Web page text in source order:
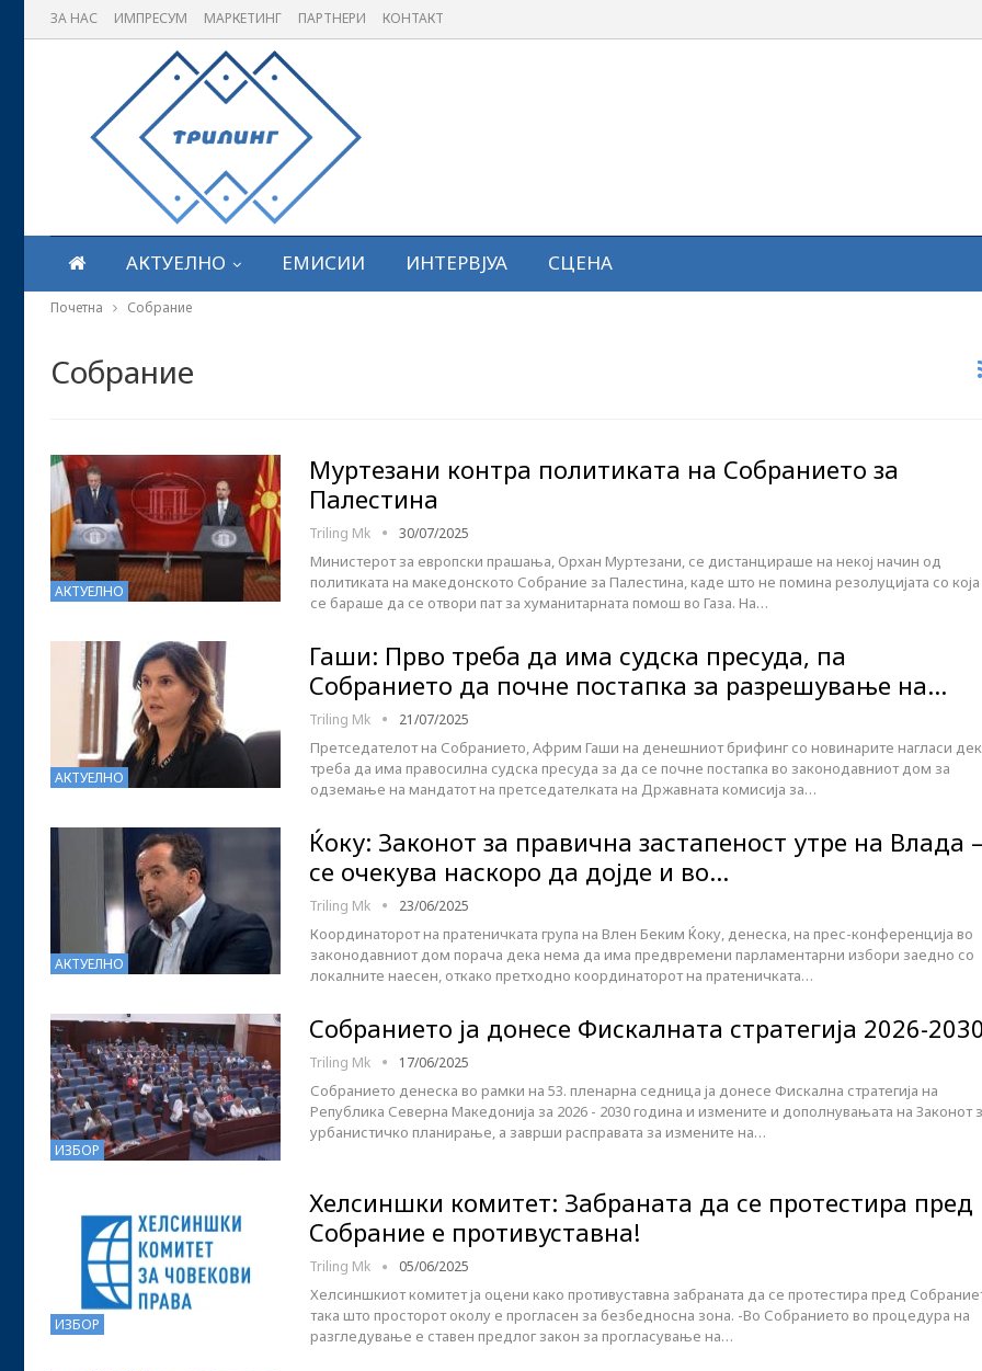
ЗА НАС ИМПРЕСУМ МАРКЕТИНГ ПАРТНЕРИ КОНТАКТ
АКТУЕЛНО ЕМИСИИ ИНТЕРВЈУА СЦЕНА
Почетна Собрание
Собрание
АКТУЕЛНО
Муртезани контра политиката на Собранието за
Палестина
Triling Mk 30/07/2025
Министерот за европски прашања, Орхан Муртезани, се дистанцираше на некој начин од
политиката на македонското Собрание за Палестина, каде што не помина резолуцијата со која
се бараше да се отвори пат за хуманитарната помош во Газа. На…
АКТУЕЛНО
Гаши: Прво треба да има судска пресуда, па
Собранието да почне постапка за разрешување на…
Triling Mk 21/07/2025
Претседателот на Собранието, Африм Гаши на денешниот брифинг со новинарите нагласи
треба да има правосилна судска пресуда за да се почне постапка во законодавниот дом за
одземање на мандатот на претседателката на Државната комисија за…
АКТУЕЛНО
Ќоку: Законот за правична застапеност утре на Влада –
се очекува наскоро да дојде и во…
Triling Mk 23/06/2025
Координаторот на пратеничката група на Влен Беким Ќоку, денеска, на прес-конференција во
законодавниот дом порача дека нема да има предвремени парламентарни избори заедно со
локалните наесен, откако претходно координаторот на пратеничката…
ИЗБОР
Собранието ја донесе Фискалната стратегија 2026-
Triling Mk 17/06/2025
Собранието денеска во рамки на 53. пленарна седница ја донесе Фискална стратегија на
Република Северна Македонија за 2026 - 2030 година и измените и дополнувањата на Законот
урбанистичко планирање, а заврши расправата за измените на…
ИЗБОР
Хелсиншки комитет: Забраната да се протестира пред
Собрание е противуставна!
Triling Mk 05/06/2025
Хелсиншкиот комитет ја оцени како противуставна забраната да се протестира пред
така што просторот околу е прогласен за безбедносна зона. -Во Собранието во процедура на
разгледување е ставен предлог закон за прогласување на…